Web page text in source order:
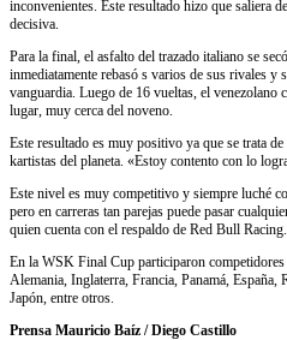
inconvenientes. Este resultado hizo que saliera
decisiva.
Para la final, el asfalto del trazado italiano se
inmediatamente rebasó s varios de sus rivales y
vanguardia. Luego de 16 vueltas, el venezolano
lugar, muy cerca del noveno.
Este resultado es muy positivo ya que se trata
kartistas del planeta. «Estoy contento con lo
Este nivel es muy competitivo y siempre luché
pero en carreras tan parejas puede pasar
quien cuenta con el respaldo de Red Bull Racing.
En la WSK Final Cup participaron
Alemania, Inglaterra, Francia, Panamá,
Japón, entre otros.
Prensa Mauricio Baíz / Diego Castillo